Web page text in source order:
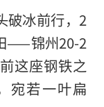
破冰前行，2
——锦州20-2
这座钢铁之
宛若一叶扁